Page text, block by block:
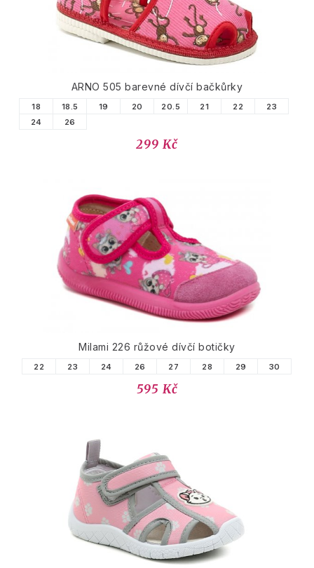
ARNO 505 barevné dívčí bačkůrky
18 18.5 19 20 20.5 21 22
23
24
26
299 Kč
Milami 226 růžové dívčí botičky
22 23 24 26 27 28 29 30
595 Kč